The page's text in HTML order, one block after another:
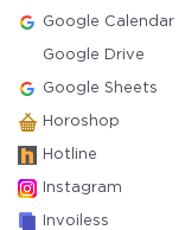
Google Calendar
Google Drive
Google Sheets
Horoshop
Hotline
Instagram
Invoiless